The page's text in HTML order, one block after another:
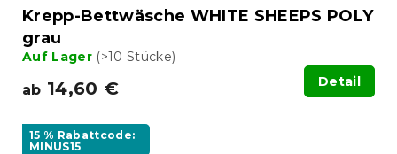
Krepp-Bettwäsche WHITE SHEEPS POLY
grau
Auf Lager (>10 Stücke)
ab 14,60 € Detail
15 % Rabattcode:
MINUS15